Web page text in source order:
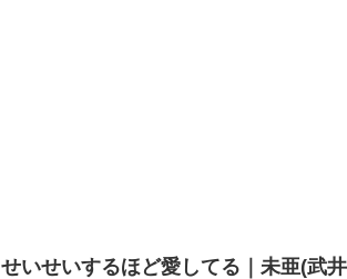
せいせいするほど愛してる｜未亜(武